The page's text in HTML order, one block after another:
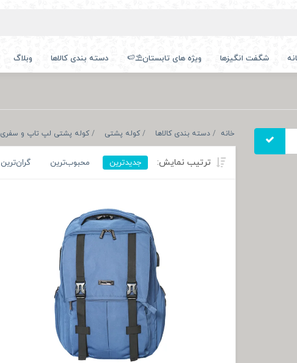
شگفت انگیزها ویژه های تابستان⛱️🍉 دسته بندی کالاها وبلاگ
خانه دسته بندی کالاها کوله پشتی کوله پشتی لپ تاپ و سفری
ترتیب نمایش: جدیدترین محبوب‌ترین گران‌ترین